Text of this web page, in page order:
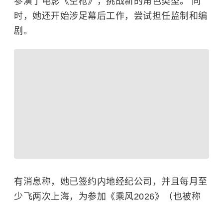
时，她还开始涉足幕后工作，尝试担任监制和编
剧。
有消息称，她已签约内地经纪公司，并且每月至
少飞两次上海，为参加《乘风2026》（也被称